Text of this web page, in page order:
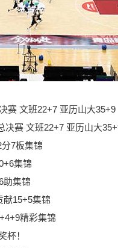
赛 文班22+7 亚历山大35+9
决赛 文班22+7 亚历山大
7板集锦
集锦
助集锦
献15+5集锦
精彩集锦
杯！